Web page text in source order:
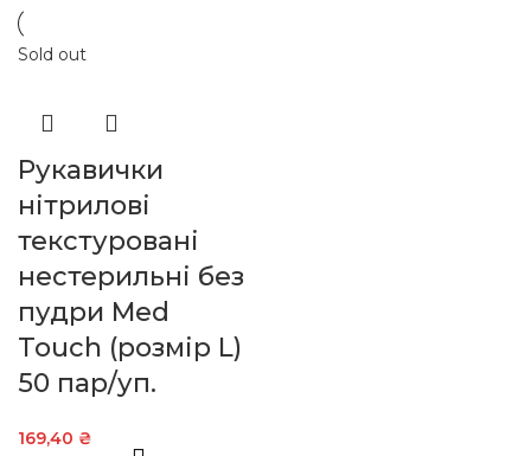
Sold out
Рукавички
нітрилові
текстуровані
нестерильні без
пудри Med
Touch (розмір L)
50 пар/уп.
169,40 ₴